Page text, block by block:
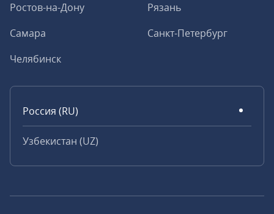
Ростов-на-Дону
Рязань
Самара
Санкт-Петербург
Челябинск
Россия (RU)
Узбекистан (UZ)